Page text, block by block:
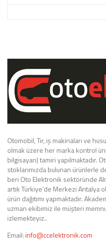
Otomobil, Tır, iş makinaları ve
olmak üzere her marka kontrol
bilgisayarı) tamiri yapılmaktadır.
stoklarımızda bulunan ürünlerle
beri Oto Elektronik sektöründe
artık Türkiye’de Merkezi Antalya
ürün dağıtımı yapmaktadır.
uzman ekibimiz ile müşteri
izlemekteyiz..
Email:info@ccelektronik.com